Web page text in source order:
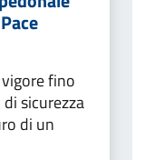
fino
sicurezza
di un